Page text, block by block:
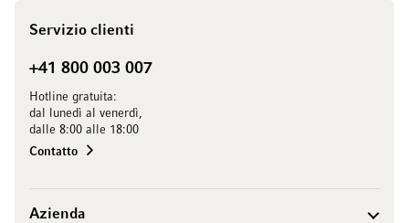
Servizio clienti
+41 800 003 007
Hotline gratuita:
dal lunedì al venerdì,
dalle 8:00 alle 18:00
Contatto
Azienda